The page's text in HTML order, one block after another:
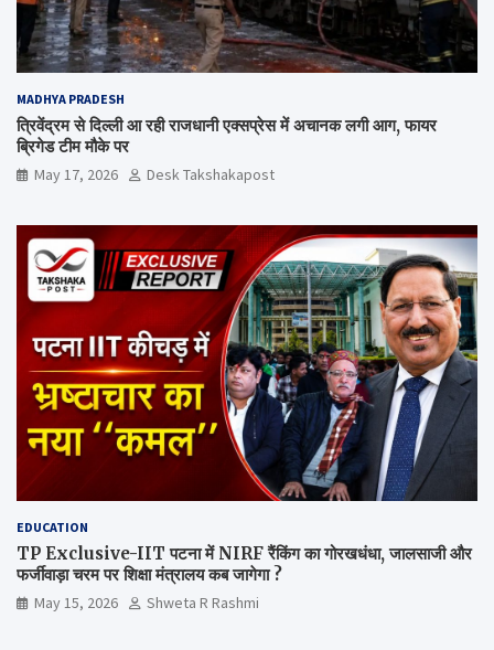
MADHYA PRADESH
त्रिवेंद्रम से दिल्ली आ रही राजधानी एक्सप्रेस में अचानक लगी आग, फायर
ब्रिगेड टीम मौके पर
May 17, 2026 Desk Takshakapost
EDUCATION
TP Exclusive-IIT पटना में NIRF रैंकिंग का गोरखधंधा, जालसाजी और
फर्जीवाड़ा चरम पर शिक्षा मंत्रालय कब जागेगा ?
May 15, 2026 Shweta R Rashmi